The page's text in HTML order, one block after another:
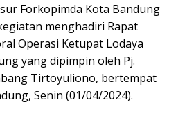
Forkopimda Kota Bandung
menghadiri Rapat
Operasi Ketupat Lodaya
yang dipimpin oleh Pj.
Tirtoyuliono, bertempat
Senin (01/04/2024).